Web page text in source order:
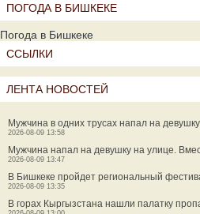
ПОГОДА В БИШКЕКЕ
Погода в Бишкеке
ССЫЛКИ
ЛЕНТА НОВОСТЕЙ
Мужчина в одних трусах напал на
2026-08-09 13:58
Мужчина напал на девушку на улице.
2026-08-09 13:47
В Бишкеке пройдет региональный
2026-08-09 13:35
В горах Кыргызстана нашли палатку